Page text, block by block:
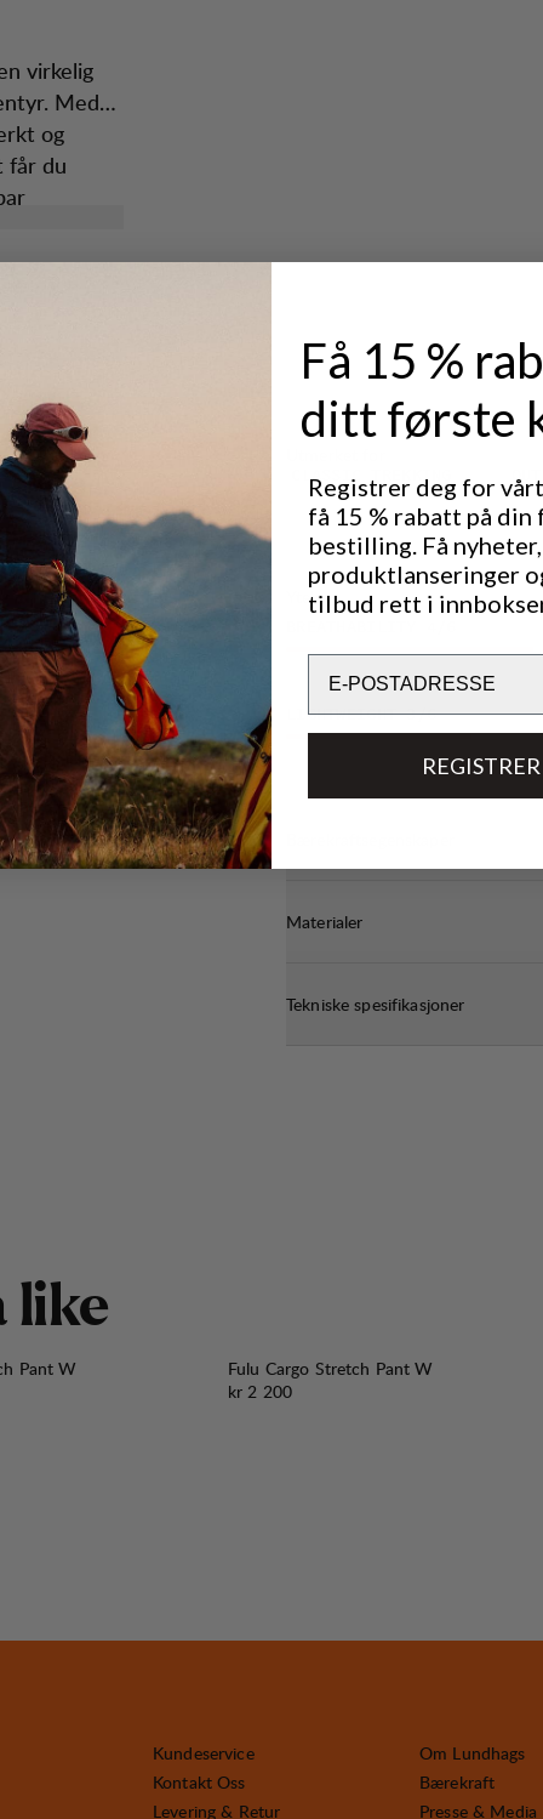
virkelig
Med
og
får du
typer
smuss.
CLASSIC TREKKING
Ytelse
LIGHTWEIGHT 3/6
Materialer
Tekniske spesifikasjoner
like
Pant W
Fulu Cargo Stretch Pant W
Pris:
kr 2 200
Kundeservice
Kontakt Oss
Levering & Retur
Om Lundhags
Bærekraft
Presse & Media
Få 15 %
ditt første
Registrer deg for
få 15 % rabatt på din
bestilling. Få nyheter,
produktlanseringer
tilbud rett i